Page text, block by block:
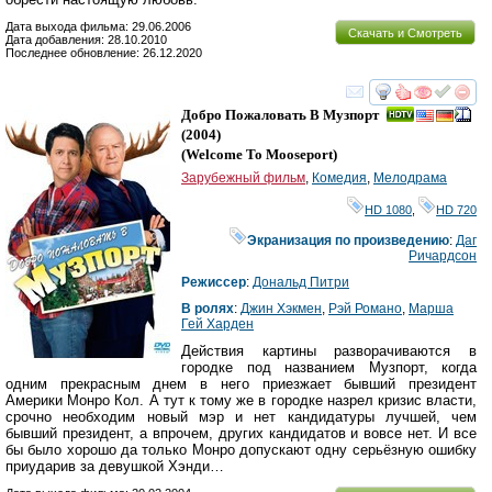
Скачать и Смотреть
Дата выхода фильма: 29.06.2006
Дата добавления: 28.10.2010
Последнее обновление: 26.12.2020
смотреть
Добро Пожаловать В Музпорт
(2004)
(Welcome To Mooseport)
Зарубежный фильм, Комедия, Мелодрама
HD 1080 HD 720
Экранизация по произведению:Даг
Ричардсон
Режиссер: Дональд Питри
В ролях: Джин Хэкмен, Рэй Романо, Марша
Гей Харден
Действия картины разворачиваются в
городке под названием Музпорт, когда
одним прекрасным днем в него приезжает бывший президент
Америки Монро Кол. А тут к тому же в городке назрел кризис власти,
срочно необходим новый мэр и нет кандидатуры лучшей, чем
бывший президент, а впрочем, других кандидатов и вовсе нет. И все
бы было хорошо да только Монро допускают одну серьёзную ошибку
приударив за девушкой Хэнди…